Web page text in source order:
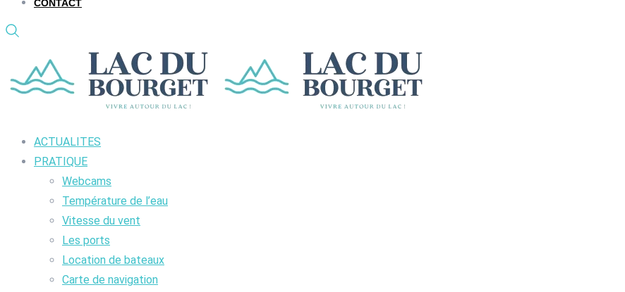
CONTACT
ACTUALITES
PRATIQUE
Webcams
Température de l’eau
Vitesse du vent
Les ports
Location de bateaux
Carte de navigation